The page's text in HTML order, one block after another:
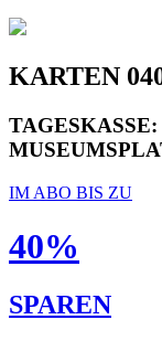
KARTEN
TAGESKASSE:
IM ABO BIS ZU
40%
SPAREN